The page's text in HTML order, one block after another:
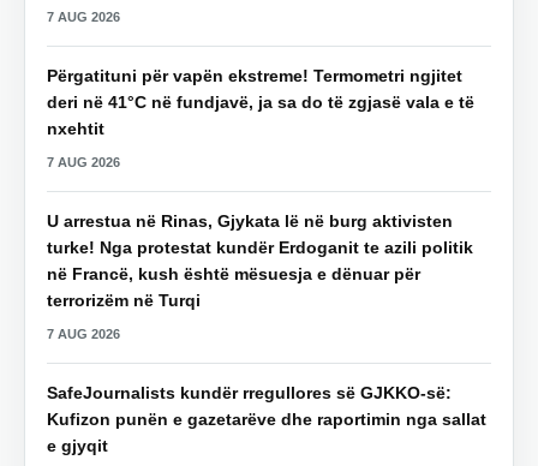
7 AUG 2026
Përgatituni për vapën ekstreme! Termometri ngjitet
deri në 41°C në fundjavë, ja sa do të zgjasë vala e të
nxehtit
7 AUG 2026
U arrestua në Rinas, Gjykata lë në burg aktivisten
turke! Nga protestat kundër Erdoganit te azili politik
në Francë, kush është mësuesja e dënuar për
terrorizëm në Turqi
7 AUG 2026
SafeJournalists kundër rregullores së GJKKO-së:
Kufizon punën e gazetarëve dhe raportimin nga sallat
e gjyqit